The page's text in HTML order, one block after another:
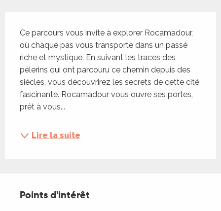
Ce parcours vous invite à explorer Rocamadour,
où chaque pas vous transporte dans un passé
riche et mystique. En suivant les traces des
pèlerins qui ont parcouru ce chemin depuis des
siècles, vous découvrirez les secrets de cette cité
fascinante. Rocamadour vous ouvre ses portes,
prêt à vous...
Lire la suite
Points d'intérêt